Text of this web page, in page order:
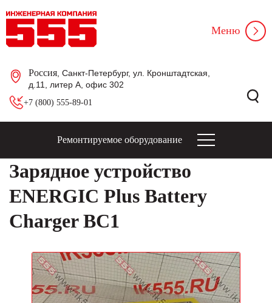
Россия , Санкт-Петербург, ул. Кронштадтская,
д.11, литер А, офис 302
+7 (800) 555-89-01
Меню
Ремонтируемое оборудование
Зарядное устройство
ENERGIC Plus Battery
Charger BC1